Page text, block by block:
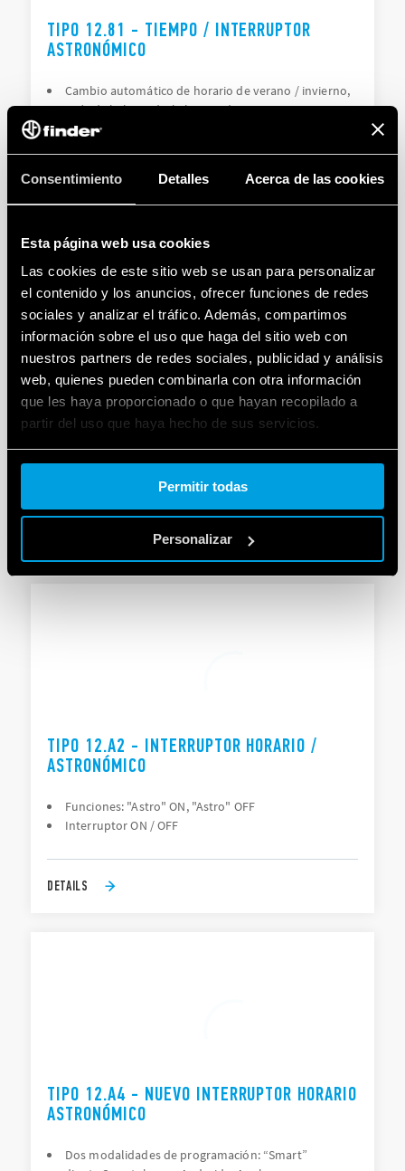
Consentimiento Detalles Acerca de las cookies
Esta página web usa cookies
Las cookies de este sitio web se usan para personalizar
el contenido y los anuncios, ofrecer funciones de redes
sociales y analizar el tráfico. Además, compartimos
información sobre el uso que haga del sitio web con
nuestros partners de redes sociales, publicidad y análisis
web, quienes pueden combinarla con otra información
que les haya proporcionado o que hayan recopilado a
partir del uso que haya hecho de sus servicios.
Cookie policy.
Permitir todas
Personalizar
TIPO 12.81 - TIEMPO / INTERRUPTOR
ASTRONÓMICO
Cambio automático de horario de verano / invierno,
a través de la latitud y la longitud
1 conmutado de 16 A
DETAILS
TIPO 12.A1 - INTERRUPTOR HORARIO /
ASTRONÓMICO
TIPO 12.A2 - INTERRUPTOR HORARIO /
ASTRONÓMICO
Funciones: "Astro" ON, "Astro" OFF
Interruptor ON / OFF
DETAILS
TIPO 12.A4 - NUEVO INTERRUPTOR HORARIO
ASTRONÓMICO
Dos modalidades de programación: “Smart”